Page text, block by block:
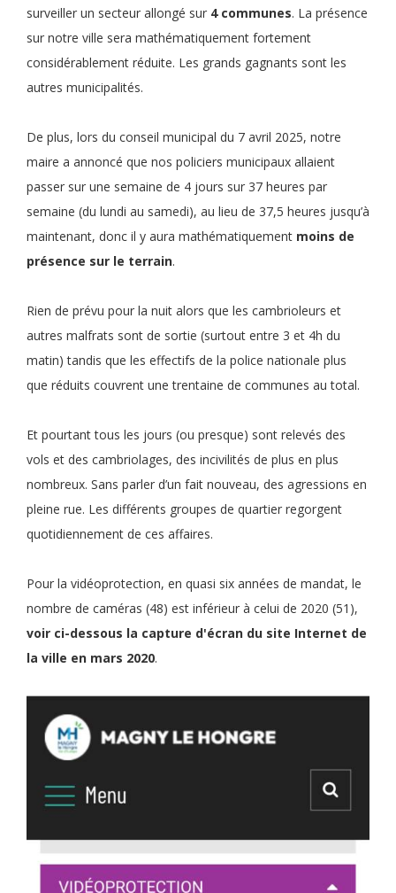
surveiller un secteur allongé sur 4 communes. La présence
sur notre ville sera mathématiquement fortement
considérablement réduite. Les grands gagnants sont les
autres municipalités.
De plus, lors du conseil municipal du 7 avril 2025, notre
maire a annoncé que nos policiers municipaux allaient
passer sur une semaine de 4 jours sur 37 heures par
semaine (du lundi au samedi), au lieu de 37,5 heures jusqu’à
maintenant, donc il y aura mathématiquement moins de
présence sur le terrain.
Rien de prévu pour la nuit alors que les cambrioleurs et
autres malfrats sont de sortie (surtout entre 3 et 4h du
matin) tandis que les effectifs de la police nationale plus
que réduits couvrent une trentaine de communes au total.
Et pourtant tous les jours (ou presque) sont relevés des
vols et des cambriolages, des incivilités de plus en plus
nombreux. Sans parler d’un fait nouveau, des agressions en
pleine rue. Les différents groupes de quartier regorgent
quotidiennement de ces affaires.
Pour la vidéoprotection, en quasi six années de mandat, le
nombre de caméras (48) est inférieur à celui de 2020 (51),
voir ci-dessous la capture d'écran du site Internet de
la ville en mars 2020.